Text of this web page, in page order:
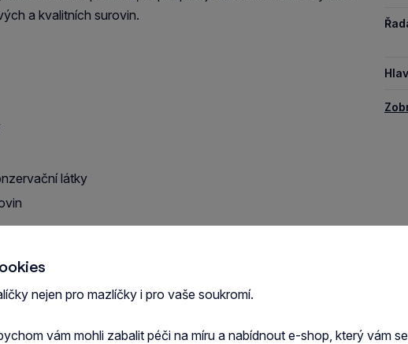
a kvalitních surovin.
látky
nejen pro mazlíčky i pro vaše soukromí.
vám mohli zabalit péči na míru a nabídnout e-shop, který vám